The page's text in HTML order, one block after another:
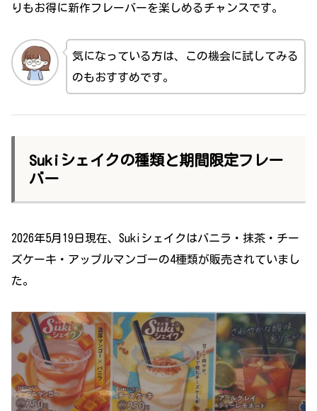
りもお得に新作フレーバーを楽しめるチャンスです。
気になっている方は、この機会に試してみる
のもおすすめです。
Sukiシェイクの種類と期間限定フレー
バー
2026年5月19日現在、Sukiシェイクはバニラ・抹茶・チー
ズケーキ・アップルマンゴーの4種類が販売されていまし
た。